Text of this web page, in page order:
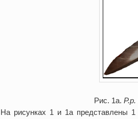
Рис. 1а.P.p.
На рисунках 1 и 1а представлены